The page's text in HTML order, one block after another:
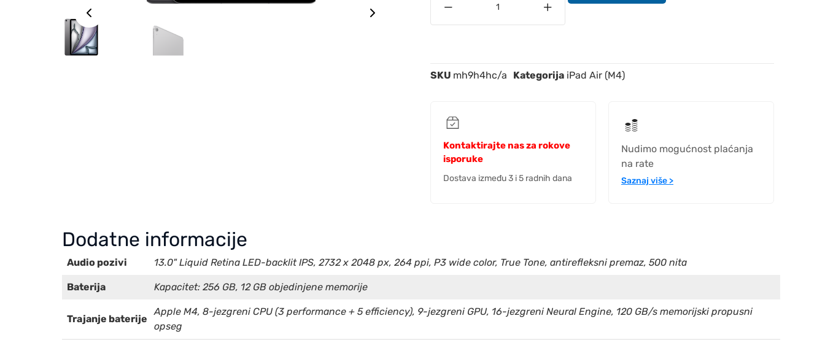
SKU mh9h4hc/a Kategorija iPad Air (M4)
Kontaktirajte nas za rokove
isporuke
Dostava između 3 i 5 radnih dana
Nudimo mogućnost plaćanja
na rate
Saznaj više >
Dodatne informacije
Audio pozivi 13.0" Liquid Retina LED-backlit IPS, 2732 x 2048 px, 264 ppi, P3 wide color, True Tone, antirefleksni premaz, 500 nita
Baterija Kapacitet: 256 GB, 12 GB objedinjene memorije
Trajanje baterije
Apple M4, 8-jezgreni CPU (3 performance + 5 efficiency), 9-jezgreni GPU, 16-jezgreni Neural Engine, 120 GB/s memorijski propusni
opseg